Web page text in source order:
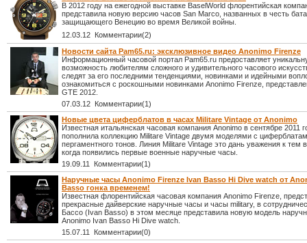
В 2012 году на ежегодной выставке BaselWorld флорентийская
представила новую версию часов San Marco, названных в честь
защищающего Венецию во время Великой войны.
12.03.12 Комментарии(2)
Новости сайта Pam65.ru: эксклюзивное видео Anonimo Firenze
Информационный часовой портал Pam65.ru предоставляет
возможность любителям сложного и удивительного часового
следят за его последними тенденциями, новинками и идейными
ознакомиться с роскошными новинками Anonimo Firenze,
GTE 2012.
07.03.12 Комментарии(1)
Новыe цвета циферблатов в часах Militare Vintage от Anonimo
Известная итальянская часовая компания Anonimo в сентябре 2011
пополнила коллекцию Militare Vintage двумя моделями с
пергаментного тонов. Линия Militare Vintage это дань уважения к тем
когда появились первые военные наручные часы.
19.09.11 Комментарии(1)
Наручные часы Anonimo Firenze Ivan Basso Hi Dive watch от
Basso гонка временем!
Известная флорентийская часовая компания Anonimo Firenze,
прекрасные дайверские наручные часы и часы military, в
Бассо (Ivan Basso) в этом месяце представила новую модель
Anonimo Ivan Basso Hi Dive watch.
15.07.11 Комментарии(0)